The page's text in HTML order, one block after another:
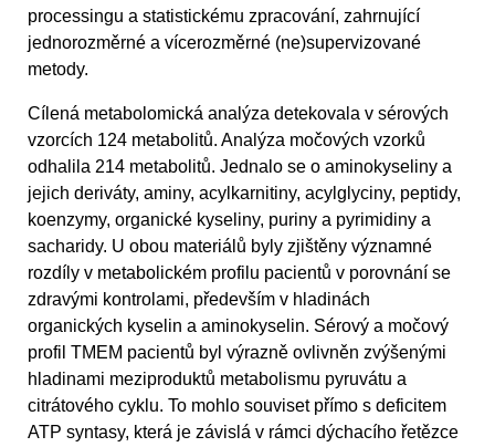
processingu a statistickému zpracování, zahrnující
jednorozměrné a vícerozměrné (ne)supervizované
metody.
Cílená metabolomická analýza detekovala v sérových
vzorcích 124 metabolitů. Analýza močových vzorků
odhalila 214 metabolitů. Jednalo se o aminokyseliny a
jejich deriváty, aminy, acylkarnitiny, acylglyciny, peptidy,
koenzymy, organické kyseliny, puriny a pyrimidiny a
sacharidy. U obou materiálů byly zjištěny významné
rozdíly v metabolickém profilu pacientů v porovnání se
zdravými kontrolami, především v hladinách
organických kyselin a aminokyselin. Sérový a močový
profil TMEM pacientů byl výrazně ovlivněn zvýšenými
hladinami meziproduktů metabolismu pyruvátu a
citrátového cyklu. To mohlo souviset přímo s deficitem
ATP syntasy, která je závislá v rámci dýchacího řetězce